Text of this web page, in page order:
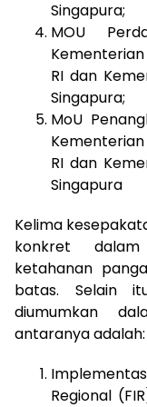
Singapura;
MOU
RI dan
Singapura;
MoU
RI dan
Singapura
Kelima
konkret
ketahanan
batas. Selain
diumumkan
antaranya adalah:
Regional